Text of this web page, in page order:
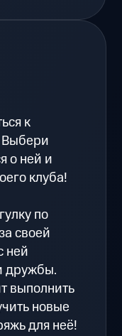
к
о ней и
клуба!
по
своей
ней
дружбы.
выполнить
новые
для неё!